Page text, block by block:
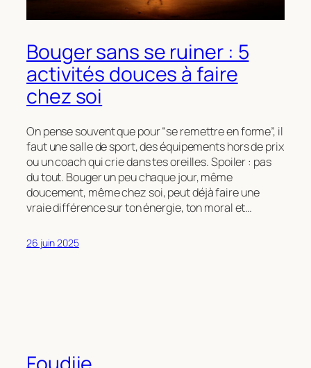
Bouger sans se ruiner : 5
activités douces à faire
chez soi
On pense souvent que pour “se remettre en forme”, il
faut une salle de sport, des équipements hors de prix
ou un coach qui crie dans tes oreilles. Spoiler : pas
du tout. Bouger un peu chaque jour, même
doucement, même chez soi, peut déjà faire une
vraie différence sur ton énergie, ton moral et…
26 juin 2025